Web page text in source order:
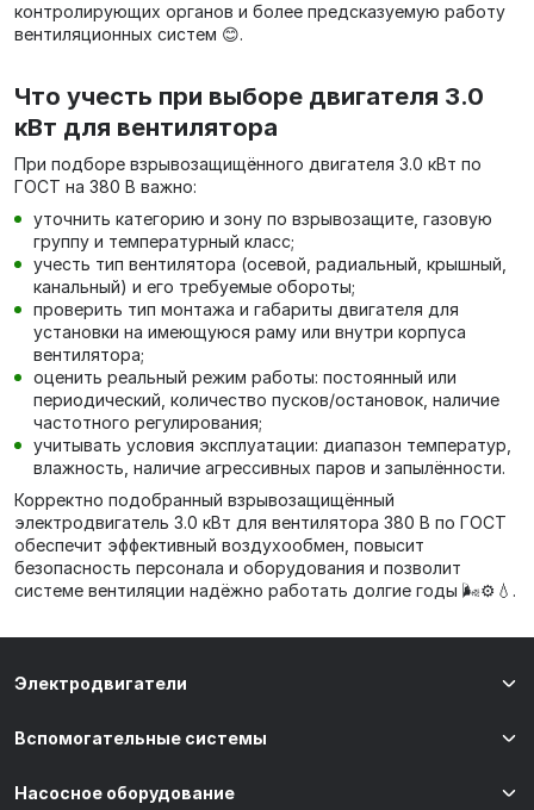
контролирующих органов и более предсказуемую работу
вентиляционных систем 😊.
Что учесть при выборе двигателя 3.0
кВт для вентилятора
При подборе взрывозащищённого двигателя 3.0 кВт по
ГОСТ на 380 В важно:
уточнить категорию и зону по взрывозащите, газовую
группу и температурный класс;
учесть тип вентилятора (осевой, радиальный, крышный,
канальный) и его требуемые обороты;
проверить тип монтажа и габариты двигателя для
установки на имеющуюся раму или внутри корпуса
вентилятора;
оценить реальный режим работы: постоянный или
периодический, количество пусков/остановок, наличие
частотного регулирования;
учитывать условия эксплуатации: диапазон температур,
влажность, наличие агрессивных паров и запылённости.
Корректно подобранный взрывозащищённый
электродвигатель 3.0 кВт для вентилятора 380 В по ГОСТ
обеспечит эффективный воздухообмен, повысит
безопасность персонала и оборудования и позволит
системе вентиляции надёжно работать долгие годы 🌬️⚙️💧.
Электродвигатели
Вспомогательные системы
Насосное оборудование